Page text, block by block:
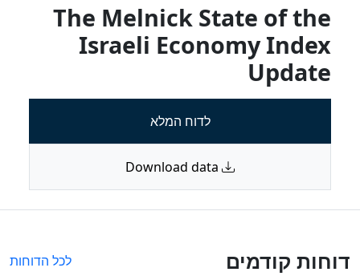
The Melnick State of the
Israeli Economy Index
Update
לדוח המלא
דוחות קודמים לכל הדוחות